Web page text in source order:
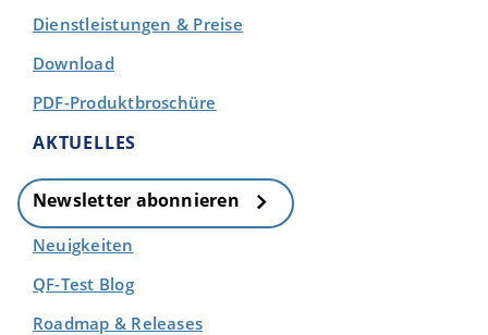
Dienstleistungen & Preise
Download
PDF-Produktbroschüre
AKTUELLES
Newsletter abonnieren
Neuigkeiten
QF-Test Blog
Roadmap & Releases